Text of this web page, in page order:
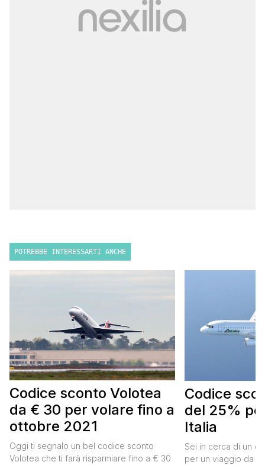
POTREBBE INTERESSARTI ANCHE
Codice sconto Volotea
da € 30 per volare fino a
ottobre 2021
Oggi ti segnalo un bel codice sconto
Volotea che ti farà risparmiare fino a € 30
Codice
del 25%
Italia
Sei in cerca di un
per un viaggio da